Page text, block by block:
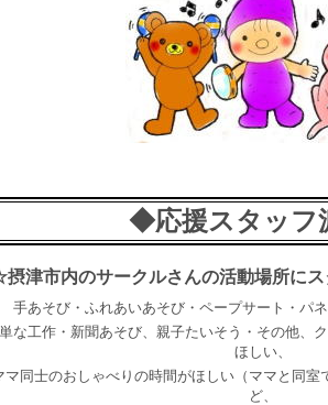
◆応援スタッ
津市内のサークルさんの活動場所にス
手あそび・ふれあいあそび・ペープサート・パ
な工作・新聞あそび、親子たいそう・その他、
ほしい、
マ同士のおしゃべりの時間がほしい（ママと同室
ど、